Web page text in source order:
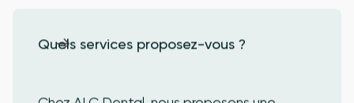
Quels services proposez-vous ?